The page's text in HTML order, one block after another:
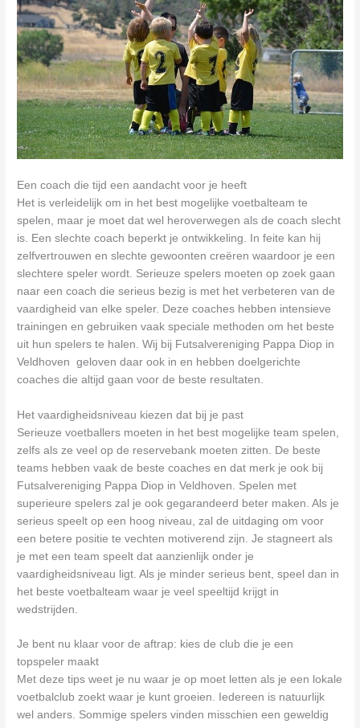
Een coach die tijd een aandacht voor je heeft
Het is verleidelijk om in het best mogelijke voetbalteam te
spelen, maar je moet dat wel heroverwegen als de coach slecht
is. Een slechte coach beperkt je ontwikkeling. In feite kan hij
zelfvertrouwen en slechte gewoonten creëren waardoor je een
slechtere speler wordt. Serieuze spelers moeten op zoek gaan
naar een coach die serieus bezig is met het verbeteren van de
vaardigheid van elke speler. Deze coaches hebben intensieve
trainingen en gebruiken vaak speciale methoden om het beste
uit hun spelers te halen. Wij bij Futsalvereniging Pappa Diop in
Veldhoven geloven daar ook in en hebben doelgerichte
coaches die altijd gaan voor de beste resultaten.
Het vaardigheidsniveau kiezen dat bij je past
Serieuze voetballers moeten in het best mogelijke team spelen,
zelfs als ze veel op de reservebank moeten zitten. De beste
teams hebben vaak de beste coaches en dat merk je ook bij
Futsalvereniging Pappa Diop in Veldhoven. Spelen met
superieure spelers zal je ook gegarandeerd beter maken. Als je
serieus speelt op een hoog niveau, zal de uitdaging om voor
een betere positie te vechten motiverend zijn. Je stagneert als
je met een team speelt dat aanzienlijk onder je
vaardigheidsniveau ligt. Als je minder serieus bent, speel dan in
het beste voetbalteam waar je veel speeltijd krijgt in
wedstrijden.
Je bent nu klaar voor de aftrap: kies de club die je een
topspeler maakt
Met deze tips weet je nu waar je op moet letten als je een lokale
voetbalclub zoekt waar je kunt groeien. Iedereen is natuurlijk
wel anders. Sommige spelers vinden misschien een geweldig